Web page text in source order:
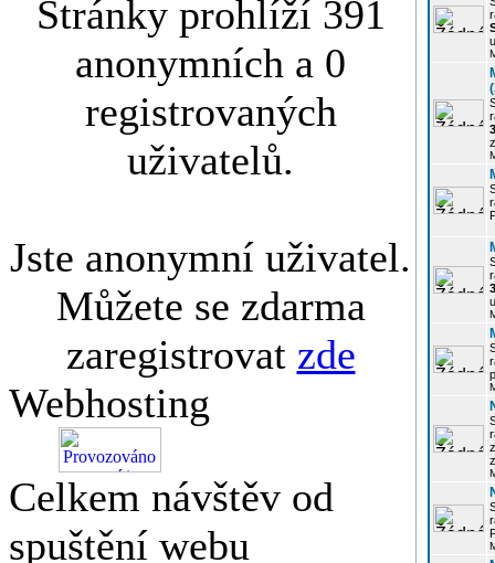
Stránky prohlíží 391
anonymních a 0
registrovaných
uživatelů.
Jste anonymní uživatel.
Můžete se zdarma
zaregistrovat zde
Webhosting
Celkem návštěv od
spuštění webu